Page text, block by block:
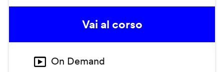
Vai al corso
On Demand